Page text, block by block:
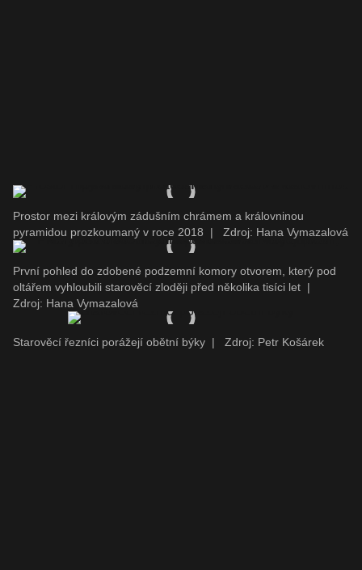
Prostor mezi královým zádušním chrámem a královninou
pyramidou prozkoumaný v roce 2018
| Zdroj: Hana Vymazalová
První pohled do zdobené podzemní komory otvorem, který pod
oltářem vyhloubili starověcí zloději před několika tisíci let |
Zdroj: Hana Vymazalová
Starověcí řezníci porážejí obětní býky | Zdroj: Petr Košárek